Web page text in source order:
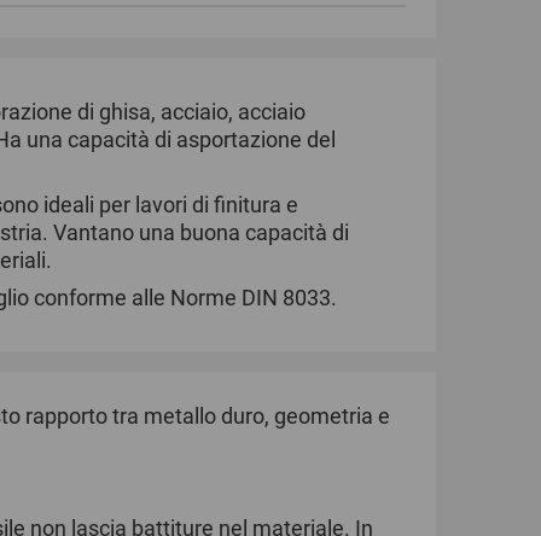
di ghisa, acciaio, acciaio
una capacità di asportazione del
ideali per lavori di finitura e
Vantano una buona capacità di
conforme alle Norme DIN 8033.
rapporto tra metallo duro, geometria e
non lascia battiture nel materiale. In